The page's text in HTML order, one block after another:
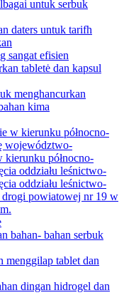
untuk serbuk
daters untuk tarifh
sangat efisien
tabletė dan kapsul
menghancurkan
kima
w kierunku północno-
województwo-
północno-
oddziału leśnictwo-
oddziału leśnictwo-
powiatowej nr 19 w
bahan- bahan serbuk
menggilap tablet dan
dingan hidrogel dan